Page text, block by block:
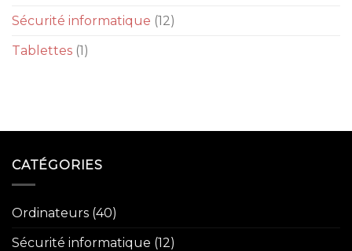
Sécurité informatique (12)
Tablettes (1)
CATÉGORIES
Ordinateurs (40)
Sécurité informatique (12)